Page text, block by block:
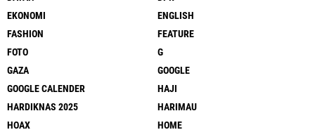
EKONOMI
ENGLISH
FASHION
FEATURE
FOTO
G
GAZA
GOOGLE
GOOGLE CALENDER
HAJI
HARDIKNAS 2025
HARIMAU
HOAX
HOME